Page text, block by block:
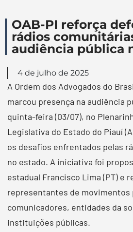
OAB-PI reforça
rádios
audiência pública
4 de julho de 2025
A Ordem dos Advogados do
marcou presença na audiência
quinta-feira (03/07), no
Legislativa do Estado do Piauí
os desafios enfrentados pelas
no estado. A iniciativa foi
estadual Francisco Lima (PT) e
representantes de movimentos
comunicadores, entidades da
instituições públicas.